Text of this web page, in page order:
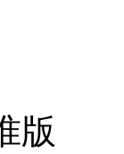
版